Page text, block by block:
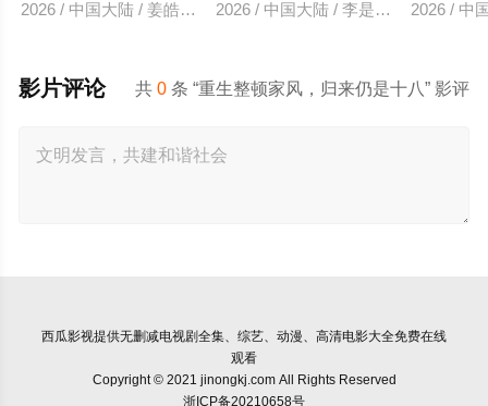
2026 / 中国大陆 / 姜皓之＆谈芯2026 / 中国大陆 / 李是侥＆莉莉崽
2026 / 中
共0 条 “重生整顿家风，归来仍是十八” 影评
影片评论
西瓜影视提供无删减电视剧全集、综艺、动漫、高清电影大全免费在线
观看
Copyright © 2021 jinongkj.com All Rights Reserved
浙ICP备20210658号